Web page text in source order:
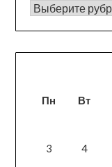
РУБРИКИ
Пн Вт
3 4